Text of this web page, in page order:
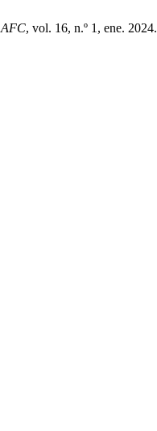
AFC, vol. 16, n.º 1, ene. 2024.